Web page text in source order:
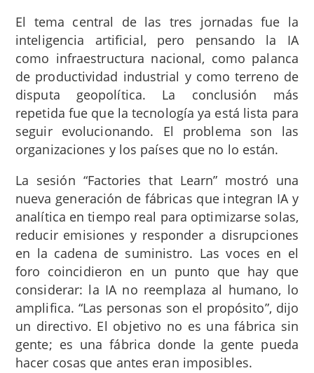
El tema central de las tres jornadas fue la
inteligencia artificial, pero pensando la IA
como infraestructura nacional, como palanca
de productividad industrial y como terreno de
disputa geopolítica. La conclusión más
repetida fue que la tecnología ya está lista para
seguir evolucionando. El problema son las
organizaciones y los países que no lo están.
La sesión “Factories that Learn” mostró una
nueva generación de fábricas que integran IA y
analítica en tiempo real para optimizarse solas,
reducir emisiones y responder a disrupciones
en la cadena de suministro. Las voces en el
foro coincidieron en un punto que hay que
considerar: la IA no reemplaza al humano, lo
amplifica. “Las personas son el propósito”, dijo
un directivo. El objetivo no es una fábrica sin
gente; es una fábrica donde la gente pueda
hacer cosas que antes eran imposibles.